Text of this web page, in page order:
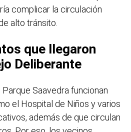
complicar la circulación
alto tránsito.
que llegaron
Deliberante
Saavedra funcionan
el Hospital de Niños y varios
además de que circulan